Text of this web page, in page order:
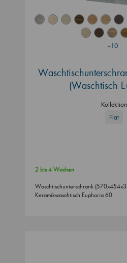
+10
(Waschtisch
Kollektion
Flat
2 bis 4 Wochen
Waschtischunterschrank
Keramikwaschtisch Euphoria 60